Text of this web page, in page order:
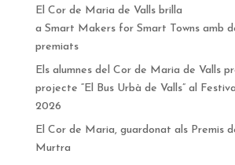
El Cor de Maria de Valls brilla
a Smart Makers for Smart Towns amb
premiats
Els alumnes del Cor de Maria de Valls
projecte “El Bus Urbà de Valls” al
2026
El Cor de Maria, guardonat als Premis
Murtra